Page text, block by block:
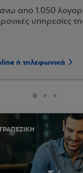
από 1.050
υπηρεσίες
ή τηλεφωνικά